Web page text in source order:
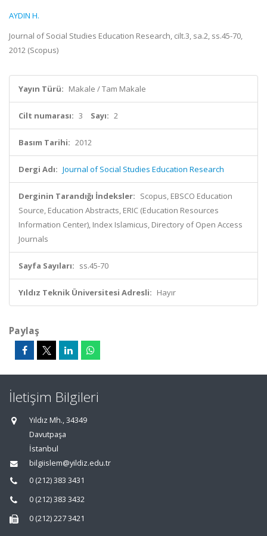
AYDIN H.
Journal of Social Studies Education Research, cilt.3, sa.2, ss.45-70,
2012 (Scopus)
Yayın Türü: Makale / Tam Makale
Cilt numarası: 3 Sayı: 2
Basım Tarihi: 2012
Dergi Adı: Journal of Social Studies Education Research
Derginin Tarandığı İndeksler: Scopus, EBSCO Education
Source, Education Abstracts, ERIC (Education Resources
Information Center), Index Islamicus, Directory of Open Access
Journals
Sayfa Sayıları: ss.45-70
Yıldız Teknik Üniversitesi Adresli: Hayır
Paylaş
İletişim Bilgileri
Yıldız Mh., 34349
Davutpaşa
İstanbul
bilgiislem@yildiz.edu.tr
0 (212) 383 3431
0 (212) 383 3432
0 (212) 227 3421